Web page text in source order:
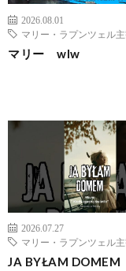
2026.08.01
マリー・ラプンツェル主
マリー wlw
2026.07.27
マリー・ラプンツェル主
JA BYŁAM DOMEM